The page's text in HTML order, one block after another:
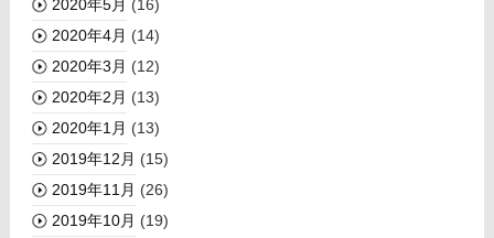
2020年5月 (16)
2020年4月 (14)
2020年3月 (12)
2020年2月 (13)
2020年1月 (13)
2019年12月 (15)
2019年11月 (26)
2019年10月 (19)